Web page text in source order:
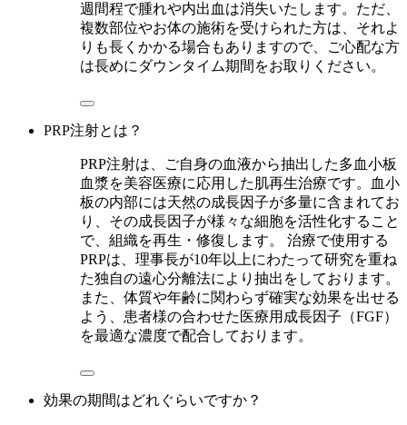
週間程で腫れや内出血は消失いたします。ただ、
複数部位やお体の施術を受けられた方は、それよ
りも長くかかる場合もありますので、ご心配な方
は長めにダウンタイム期間をお取りください。
PRP注射とは？
PRP注射は、ご自身の血液から抽出した多血小板
血漿を美容医療に応用した肌再生治療です。血小
板の内部には天然の成長因子が多量に含まれてお
り、その成長因子が様々な細胞を活性化すること
で、組織を再生・修復します。 治療で使用する
PRPは、理事長が10年以上にわたって研究を重ね
た独自の遠心分離法により抽出をしております。
また、体質や年齢に関わらず確実な効果を出せる
よう、患者様の合わせた医療用成長因子（FGF）
を最適な濃度で配合しております。
効果の期間はどれぐらいですか？